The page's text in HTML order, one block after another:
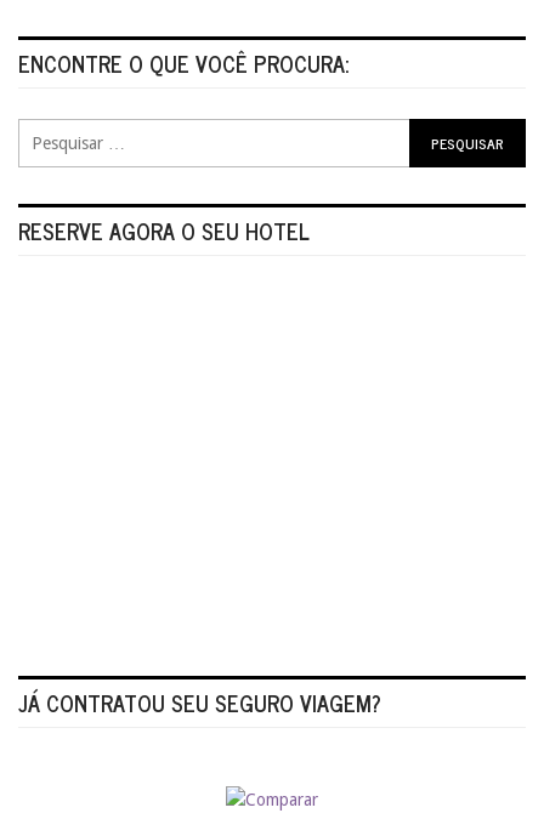
ENCONTRE O QUE VOCÊ PROCURA:
RESERVE AGORA O SEU HOTEL
JÁ CONTRATOU SEU SEGURO VIAGEM?